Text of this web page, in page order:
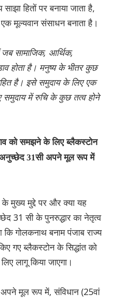
हितों पर बनाया जाता है,
मूल्यवान संसाधन बनाता है।
सामाजिक, आर्थिक,
होता है। मनुष्य के भीतर कुछ
है। इसे समुदाय के लिए एक
समुदाय में रुचि के कुछ तत्व होने
को समझने के लिए ब्लैकस्टोन
अनुच्छेद 31सी अपने मूल रूप में
के मुख्य मुद्दे पर और क्या यह
31 सी के पुनरुद्धार का नेतृत्व
कि गोलकनाथ बनाम पंजाब राज्य
गए ब्लैकस्टोन के सिद्धांत को
लागू किया जाएगा।
मूल रूप में, संविधान (25वां